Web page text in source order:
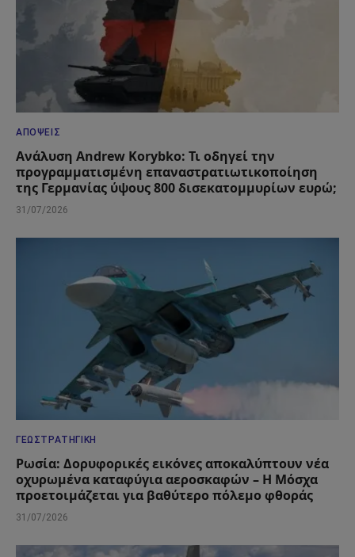
ΑΠΌΨΕΙΣ
Ανάλυση Andrew Korybko: Τι οδηγεί την
προγραμματισμένη επαναστρατιωτικοποίηση
της Γερμανίας ύψους 800 δισεκατομμυρίων ευρώ;
31/07/2026
ΓΕΩΣΤΡΑΤΗΓΙΚΉ
Ρωσία: Δορυφορικές εικόνες αποκαλύπτουν νέα
οχυρωμένα καταφύγια αεροσκαφών – Η Μόσχα
προετοιμάζεται για βαθύτερο πόλεμο φθοράς
31/07/2026